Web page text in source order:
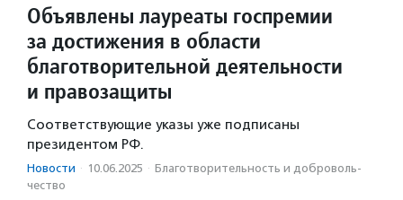
Объявлены лауреаты госпремии
за достижения в области
благотворительной деятельности
и правозащиты
Соответствующие указы уже подписаны
президентом РФ.
Новости · 10.06.2025 · Благотвори­тель­ность и доброволь­
чест­во